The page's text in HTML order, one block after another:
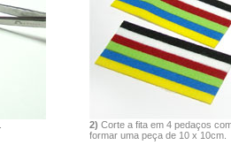
2) Corte a fita em 4 pedaços
formar uma peça de 10 x 10cm.